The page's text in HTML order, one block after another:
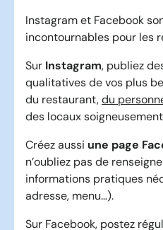
Instagram et Facebook
incontournables pour les
Sur Instagram, publiez
qualitatives de vos plus
du restaurant,du
des locaux
Créez aussi une page
n’oubliez pas de
informations pratiques
adresse, menu…).
Sur Facebook, postez